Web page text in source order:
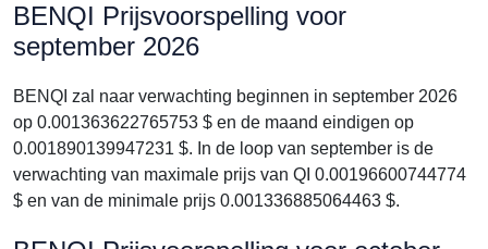
BENQI Prijsvoorspelling voor
september 2026
BENQI zal naar verwachting beginnen in september 2026
op 0.001363622765753 $ en de maand eindigen op
0.001890139947231 $. In de loop van september is de
verwachting van maximale prijs van QI 0.00196600744774
$ en van de minimale prijs 0.001336885064463 $.